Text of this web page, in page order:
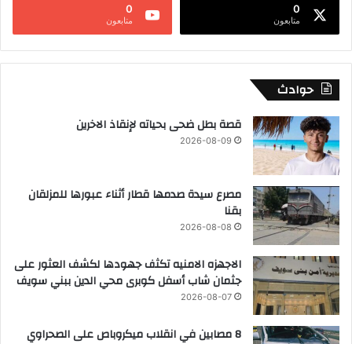
0
متابعون
0
متابعون
حوادث
قصة بطل ضحى بحياته لإنقاذ الاخرين
2026-08-09
مصرع سيدة صدمها قطار أثناء عبورها للمزلقان
بقنا
2026-08-08
الاجهزه الامنيه تكثف جهودها لكشف العثور على
جثمان شاب أسفل كوبرى محي الدين ببني سويف
2026-08-07
8 مصابين في انقلاب ميكروباص على الصحراوي